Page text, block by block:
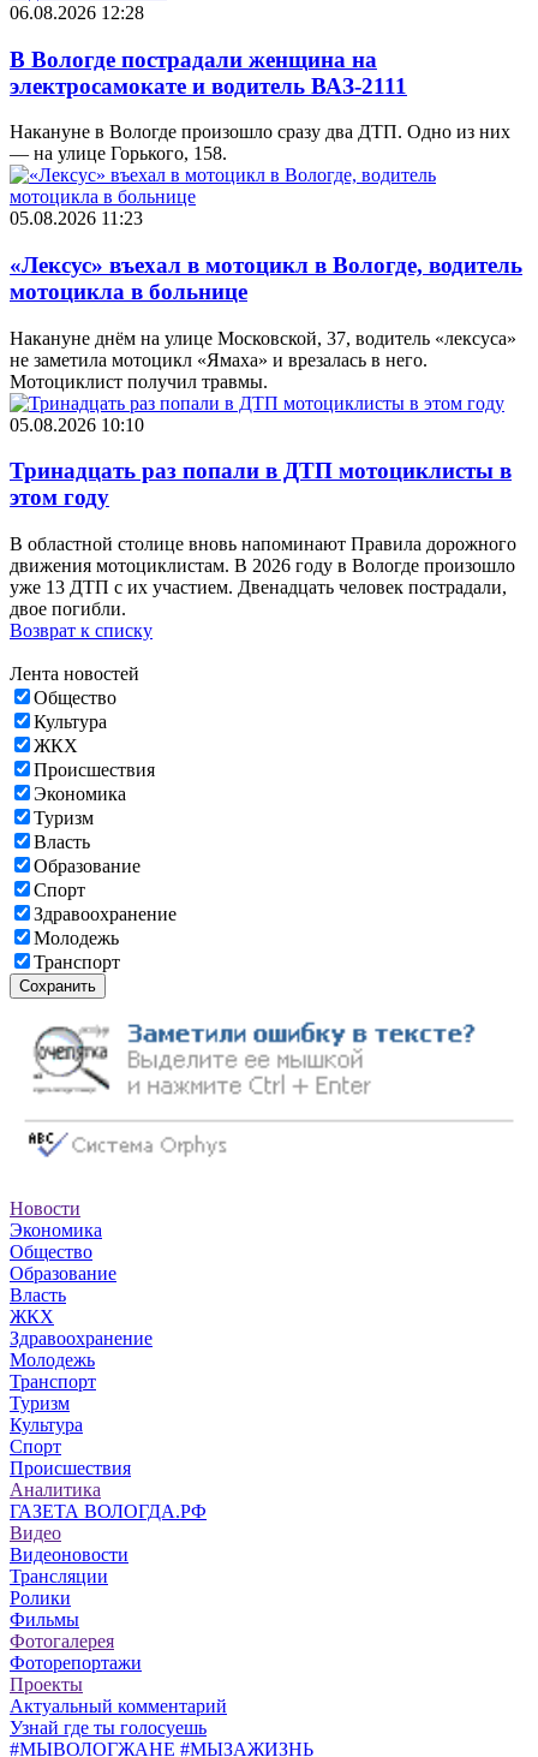
06.08.2026 12:28
В Вологде пострадали женщина на
электросамокате и водитель ВАЗ-2111
Накануне в Вологде произошло сразу два ДТП. Одно из них
— на улице Горького, 158.
05.08.2026 11:23
«Лексус» въехал в мотоцикл в Вологде, водитель
мотоцикла в больнице
Накануне днём на улице Московской, 37, водитель «лексуса»
не заметила мотоцикл «Ямаха» и врезалась в него.
Мотоциклист получил травмы.
05.08.2026 10:10
Тринадцать раз попали в ДТП мотоциклисты в
этом году
В областной столице вновь напоминают Правила дорожного
движения мотоциклистам. В 2026 году в Вологде произошло
уже 13 ДТП с их участием. Двенадцать человек пострадали,
двое погибли.
Возврат к списку
Лента новостей
Общество
Культура
ЖКХ
Происшествия
Экономика
Туризм
Власть
Образование
Спорт
Здравоохранение
Молодежь
Транспорт
Сохранить
Новости
Экономика
Общество
Образование
Власть
ЖКХ
Здравоохранение
Молодежь
Транспорт
Туризм
Культура
Спорт
Происшествия
Аналитика
ГАЗЕТА ВОЛОГДА.РФ
Видео
Видеоновости
Трансляции
Ролики
Фильмы
Фотогалерея
Фоторепортажи
Проекты
Актуальный комментарий
Узнай где ты голосуешь
#МЫВОЛОГЖАНЕ #МЫЗАЖИЗНЬ